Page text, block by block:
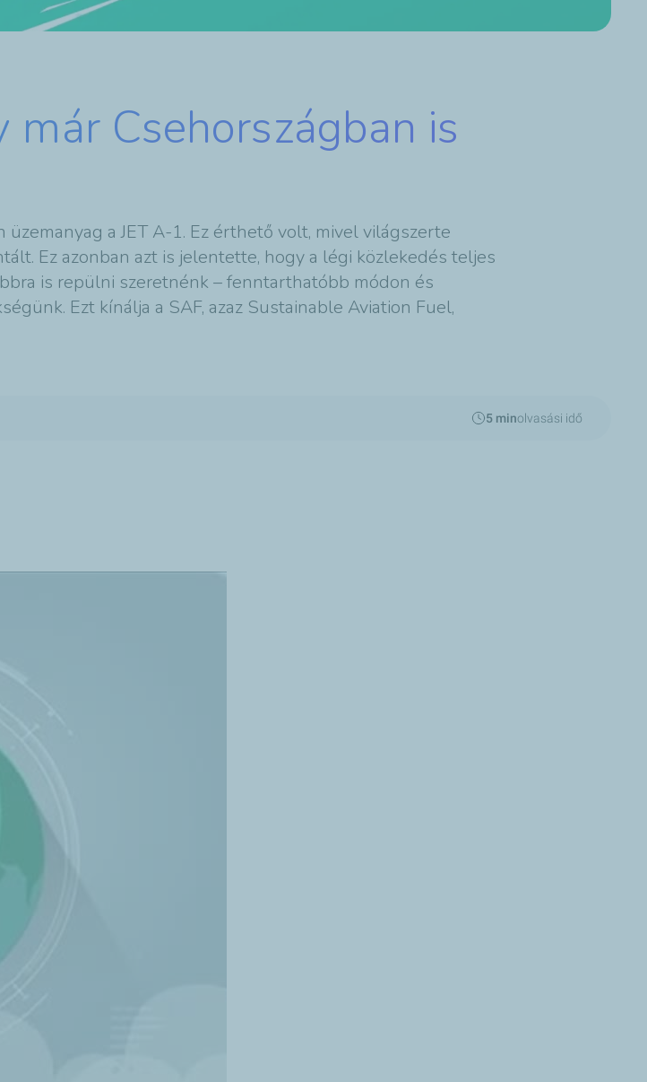
már Csehországban is
a JET A-1. Ez érthető volt, mivel világszerte
Ez azonban azt is jelentette, hogy a légi közlekedés teljes
is repülni szeretnénk – fenntarthatóbb módon és
Ezt kínálja a SAF, azaz Sustainable Aviation Fuel,
5 minolvasási idő